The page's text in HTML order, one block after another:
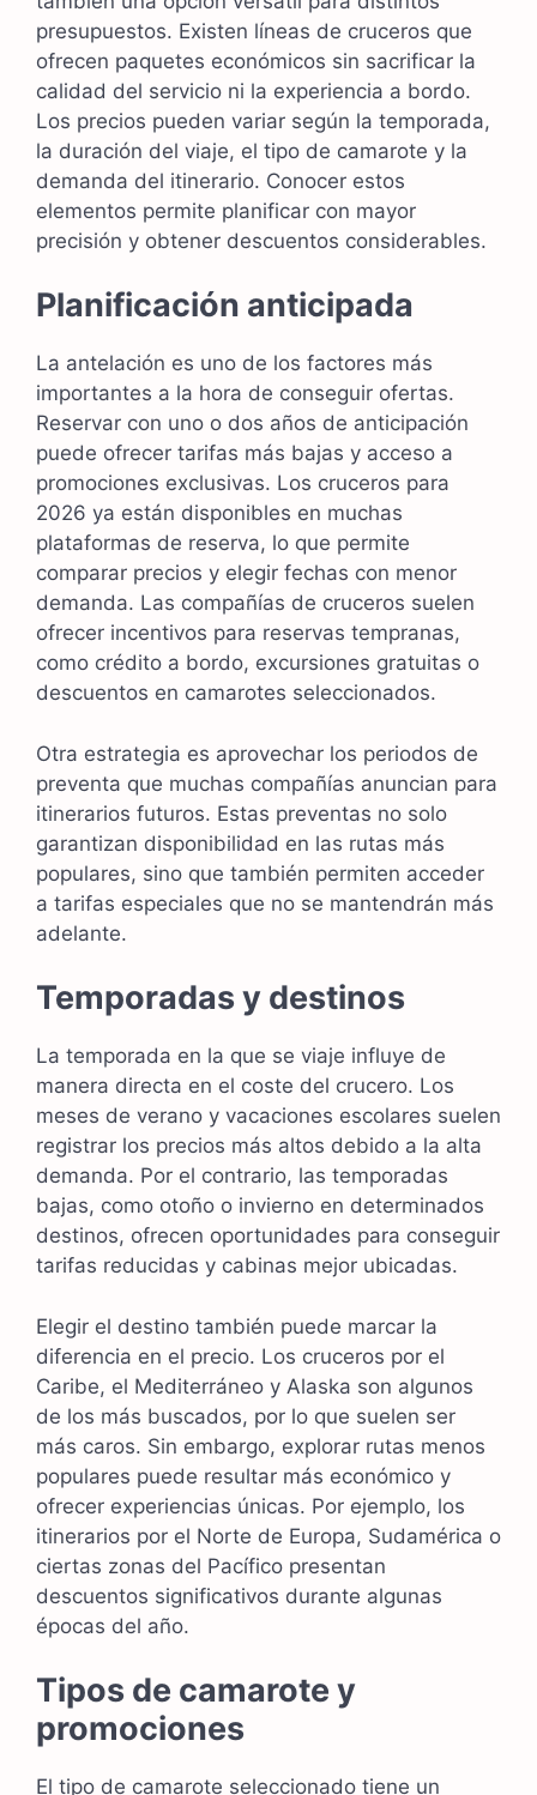
presupuestos. Existen líneas de cruceros que
ofrecen paquetes económicos sin sacrificar la
calidad del servicio ni la experiencia a bordo.
Los precios pueden variar según la temporada,
la duración del viaje, el tipo de camarote y la
demanda del itinerario. Conocer estos
elementos permite planificar con mayor
precisión y obtener descuentos considerables.
Planificación anticipada
La antelación es uno de los factores más
importantes a la hora de conseguir ofertas.
Reservar con uno o dos años de anticipación
puede ofrecer tarifas más bajas y acceso a
promociones exclusivas. Los cruceros para
2026 ya están disponibles en muchas
plataformas de reserva, lo que permite
comparar precios y elegir fechas con menor
demanda. Las compañías de cruceros suelen
ofrecer incentivos para reservas tempranas,
como crédito a bordo, excursiones gratuitas o
descuentos en camarotes seleccionados.
Otra estrategia es aprovechar los periodos de
preventa que muchas compañías anuncian para
itinerarios futuros. Estas preventas no solo
garantizan disponibilidad en las rutas más
populares, sino que también permiten acceder
a tarifas especiales que no se mantendrán más
adelante.
Temporadas y destinos
La temporada en la que se viaje influye de
manera directa en el coste del crucero. Los
meses de verano y vacaciones escolares suelen
registrar los precios más altos debido a la alta
demanda. Por el contrario, las temporadas
bajas, como otoño o invierno en determinados
destinos, ofrecen oportunidades para conseguir
tarifas reducidas y cabinas mejor ubicadas.
Elegir el destino también puede marcar la
diferencia en el precio. Los cruceros por el
Caribe, el Mediterráneo y Alaska son algunos
de los más buscados, por lo que suelen ser
más caros. Sin embargo, explorar rutas menos
populares puede resultar más económico y
ofrecer experiencias únicas. Por ejemplo, los
itinerarios por el Norte de Europa, Sudamérica o
ciertas zonas del Pacífico presentan
descuentos significativos durante algunas
épocas del año.
Tipos de camarote y
promociones
El tipo de camarote seleccionado tiene un